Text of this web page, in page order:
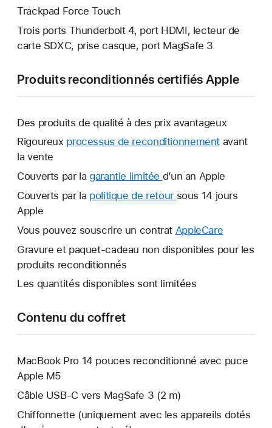
Trackpad Force Touch
Trois ports Thunderbolt 4, port HDMI, lecteur de
carte SDXC, prise casque, port MagSafe 3
Produits reconditionnés certifiés Apple
Des produits de qualité à des prix avantageux
Rigoureux processus de reconditionnement avant
la vente
Couverts par la garantie limitée Une
nouvelle
d’un an Apple
Couverts par la politique de retour Une
fenêtre
sous 14 jours
Apple
Vous pouvez souscrire un contrat AppleCare
nouvelle
Gravure et paquet-cadeau non disponibles pour les
produits reconditionnés
Les quantités disponibles sont limitées
Contenu du coffret
MacBook Pro 14 pouces reconditionné avec puce
Apple M5
Câble USB-C vers MagSafe 3 (2 m)
Chiffonnette (uniquement avec les appareils dotés